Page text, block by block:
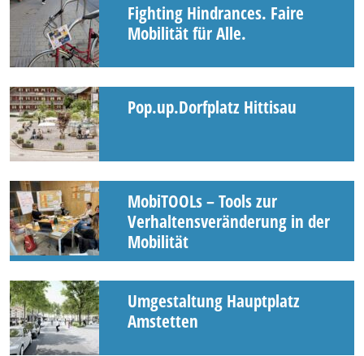
Fighting Hindrances. Faire
Mobilität für Alle.
Pop.up.Dorfplatz Hittisau
MobiTOOLs – Tools zur
Verhaltensveränderung in der
Mobilität
Umgestaltung Hauptplatz
Amstetten